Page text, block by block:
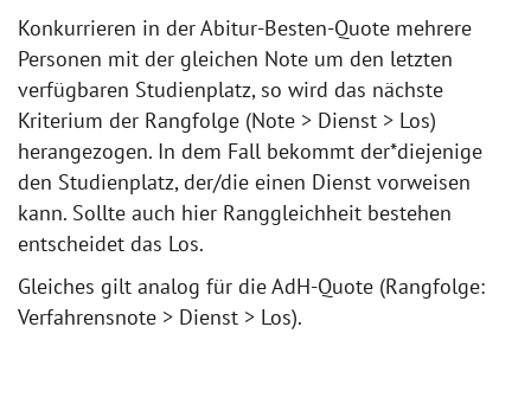
Konkurrieren in der Abitur-Besten-Quote mehrere
Personen mit der gleichen Note um den letzten
verfügbaren Studienplatz, so wird das nächste
Kriterium der Rangfolge (Note > Dienst > Los)
herangezogen. In dem Fall bekommt der*diejenige
den Studienplatz, der/die einen Dienst vorweisen
kann. Sollte auch hier Ranggleichheit bestehen
entscheidet das Los.
Gleiches gilt analog für die AdH-Quote (Rangfolge:
Verfahrensnote > Dienst > Los).